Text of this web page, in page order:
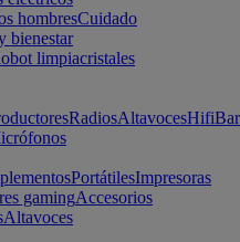
hombresCuidado
bienestar
limpiacristales
RadiosAltavocesHifi
PortátilesImpresoras
gamingAccesorios
Altavoces